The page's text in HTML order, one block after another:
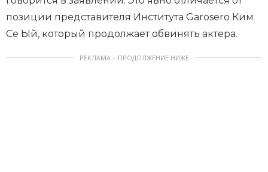
позиции представителя Института Garosero Ким
Се Ый, который продолжает обвинять актера.
РЕКЛАМА – ПРОДОЛЖЕНИЕ НИЖЕ